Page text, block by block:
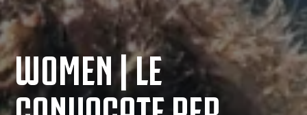
ALTRO
WOMEN | LE